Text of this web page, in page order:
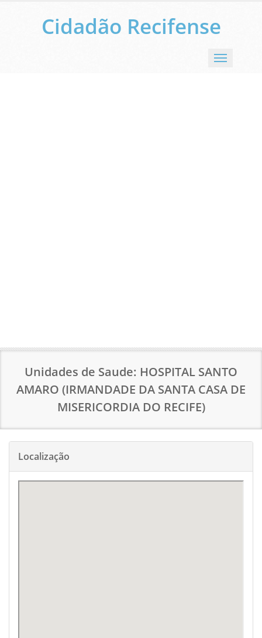
Cidadão Recifense
Menu
Unidades de Saude: HOSPITAL SANTO
AMARO (IRMANDADE DA SANTA CASA DE
MISERICORDIA DO RECIFE)
Localização